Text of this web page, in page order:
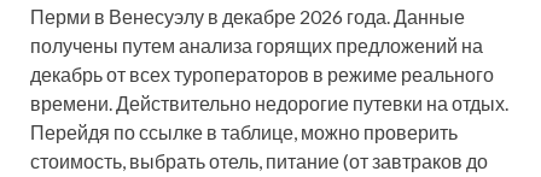
Перми в Венесуэлу в декабре 2026 года. Данные
получены путем анализа горящих предложений на
декабрь от всех туроператоров в режиме реального
времени. Действительно недорогие путевки на отдых.
Перейдя по ссылке в таблице, можно проверить
стоимость, выбрать отель, питание (от завтраков до